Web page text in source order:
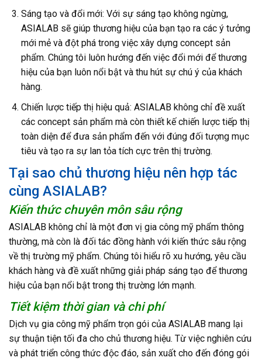
Sáng tạo và đổi mới: Với sự sáng tạo không ngừng,
ASIALAB sẽ giúp thương hiệu của bạn tạo ra các ý tưởng
mới mẻ và đột phá trong việc xây dựng concept sản
phẩm. Chúng tôi luôn hướng đến việc đổi mới để thương
hiệu của bạn luôn nổi bật và thu hút sự chú ý của khách
hàng.
Chiến lược tiếp thị hiệu quả: ASIALAB không chỉ đề xuất
các concept sản phẩm mà còn thiết kế chiến lược tiếp thị
toàn diện để đưa sản phẩm đến với đúng đối tượng mục
tiêu và tạo ra sự lan tỏa tích cực trên thị trường.
Tại sao chủ thương hiệu nên hợp tác
cùng ASIALAB?
Kiến thức chuyên môn sâu rộng
ASIALAB không chỉ là một đơn vị gia công mỹ phẩm thông
thường, mà còn là đối tác đồng hành với kiến thức sâu rộng
về thị trường mỹ phẩm. Chúng tôi hiểu rõ xu hướng, yêu cầu
khách hàng và đề xuất những giải pháp sáng tạo để thương
hiệu của bạn nổi bật trong thị trường lớn mạnh.
Tiết kiệm thời gian và chi phí
Dịch vụ gia công mỹ phẩm trọn gói của ASIALAB mang lại
sự thuận tiện tối đa cho chủ thương hiệu. Từ việc nghiên cứu
và phát triển công thức độc đáo, sản xuất cho đến đóng gói